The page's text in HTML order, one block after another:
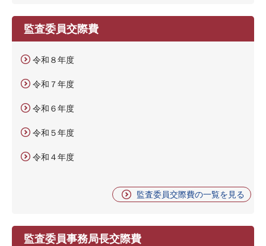
監査委員交際費
令和８年度
令和７年度
令和６年度
令和５年度
令和４年度
監査委員交際費の一覧を見る
監査委員事務局長交際費